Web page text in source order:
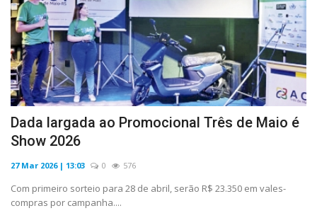
Dada largada ao Promocional Três de Maio é
Show 2026
27 Mar 2026 | 13:03 0 576
Com primeiro sorteio para 28 de abril, serão R$ 23.350 em vales-
compras por campanha....